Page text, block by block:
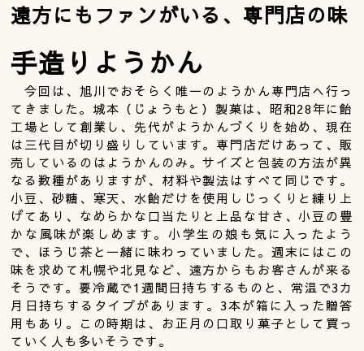
遠方にもファンがいる、専門店の味
手造りようかん
今回は、旭川でおそらく唯一のようかん専門店へ行っ
てきました。城本（じょうもと）製菓は、昭和28年に飴
工場として創業し、先代がようかんづくりを始め、現在
は三代目が切り盛りしています。専門店だけあって、販
売しているのはようかんのみ。サイズと包装の方法が異
なる数種がありますが、材料や製法はすべて同じです。
小豆、砂糖、寒天、水飴だけを使用しじっくりと練り上
げてあり、なめらかな口当たりと上品な甘さ、小豆の豊
かな風味が楽しめます。小学生の娘も気に入ったよう
で、ほうじ茶と一緒に味わっていました。週末にはこの
味を求めて札幌や北見など、遠方からもお客さんが来る
そうです。要冷蔵で1週間日持ちするものと、常温で3カ
月日持ちするタイプがあります。3本が箱に入った贈答
用もあり。この時期は、お正月の口取り菓子として買っ
ていく人も多いそうです。